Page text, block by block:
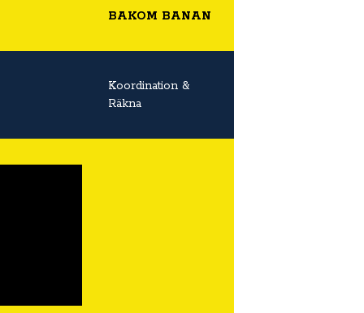
BAKOM BANAN
Koordination &
Räkna